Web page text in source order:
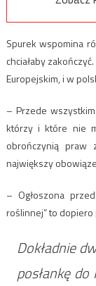
Spurek wspomina
chciałaby
Europejskim, i w
– Przede
którzy i które nie
obrończynią praw
największy
– Ogłoszona
roślinnej” to
Dokładnie
posłankę